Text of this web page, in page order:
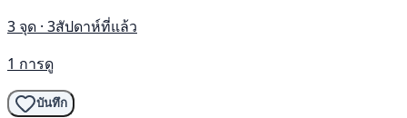
3 จุด · 3สัปดาห์ที่แล้ว
1 การดู
บันทึก